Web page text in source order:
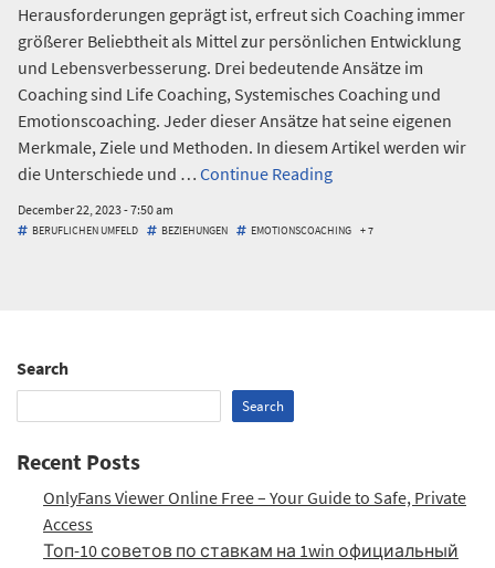
Herausforderungen geprägt ist, erfreut sich Coaching immer
größerer Beliebtheit als Mittel zur persönlichen Entwicklung
und Lebensverbesserung. Drei bedeutende Ansätze im
Coaching sind Life Coaching, Systemisches Coaching und
Emotionscoaching. Jeder dieser Ansätze hat seine eigenen
Merkmale, Ziele und Methoden. In diesem Artikel werden wir
die Unterschiede und … Continue ReadingDie
des
und
Date/Time
December 22, 2023-7:50 am
TagsBERUFLICHEN UMFELD BEZIEHUNGEN EMOTIONSCOACHING + 7
Search
Search
Recent Posts
OnlyFans Viewer Online Free – Your Guide to Safe, Private
Access
Топ-10 советов по ставкам на 1win официальный